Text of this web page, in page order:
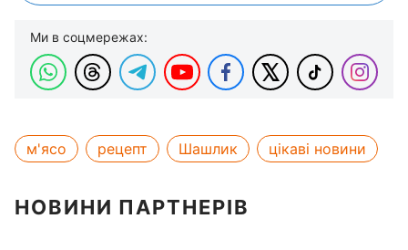
Ми в соцмережах:
м'ясо рецепт Шашлик цікаві новини
НОВИНИ ПАРТНЕРІВ